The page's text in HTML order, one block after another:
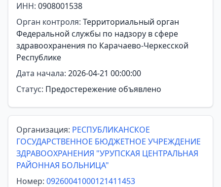
ИНН: 0908001538
Орган контроля: Территориальный орган
Федеральной службы по надзору в сфере
здравоохранения по Карачаево-Черкесской
Республике
Дата начала: 2026-04-21 00:00:00
Статус: Предостережение объявлено
Организация: РЕСПУБЛИКАНСКОЕ
ГОСУДАРСТВЕННОЕ БЮДЖЕТНОЕ УЧРЕЖДЕНИЕ
ЗДРАВООХРАНЕНИЯ "УРУПСКАЯ ЦЕНТРАЛЬНАЯ
РАЙОННАЯ БОЛЬНИЦА"
Номер: 09260041000121411453